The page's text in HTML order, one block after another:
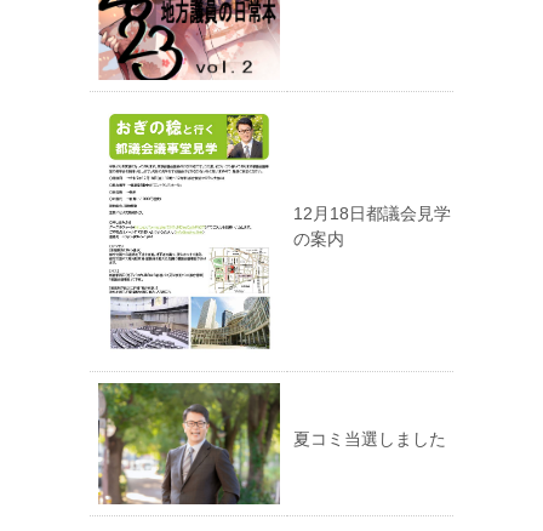
12月18日都議会見学
の案内
夏コミ当選しました